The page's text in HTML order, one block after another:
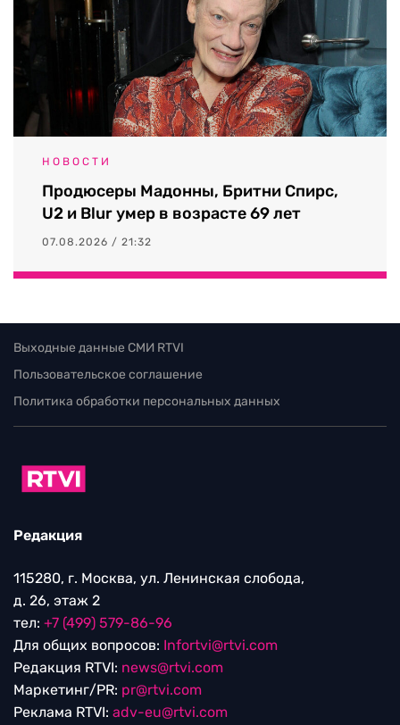
НОВОСТИ
Продюсеры Мадонны, Бритни Спирс,
U2 и Blur умер в возрасте 69 лет
07.08.2026 / 21:32
Выходные данные СМИ RTVI
Пользовательское соглашение
Политика обработки персональных данных
Редакция
115280, г. Москва, ул. Ленинская слобода,
д. 26, этаж 2
тел: +7 (499) 579-86-96
Для общих вопросов: Infortvi@rtvi.com
Редакция RTVI: news@rtvi.com
Маркетинг/PR: pr@rtvi.com
Реклама RTVI: adv-eu@rtvi.com